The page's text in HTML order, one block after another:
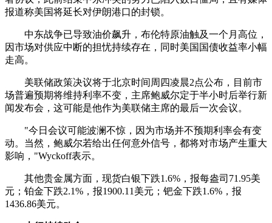
报道称美国将延长对伊朗港口的封锁。
中东战争已导致油价飙升，布伦特原油触及一个月高位，
因市场对供应中断的担忧持续存在，同时美国国债收益率小幅
走高。
美联储政策决议将于北京时间周四凌晨2点公布，目前市
场普遍预期将维持利率不变，主席鲍威尔定于半小时后举行新
闻发布会，这可能是他作为美联储主席的最后一次会议。
"今日会议可能波澜不惊，因为市场并不预期利率会有变
动。当然，鲍威尔若给出任何意外信号，都将对市场产生重大
影响，"Wyckoff表示。
其他贵金属方面，现货白银下跌1.6%，报每盎司71.95美
元；铂金下跌2.1%，报1900.11美元；钯金下跌1.6%，报
1436.86美元。